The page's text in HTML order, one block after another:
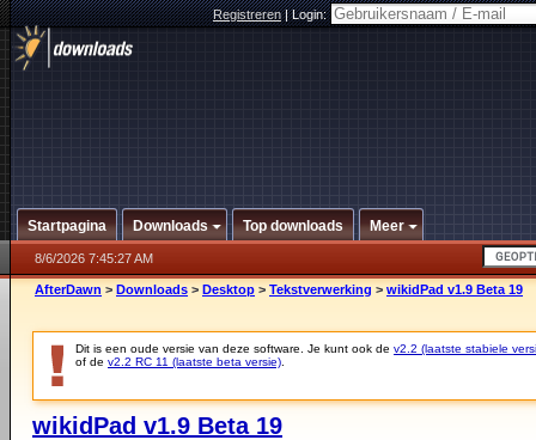
Registreren|Login:
Startpagina Downloads Top downloads Meer
8/6/2026 7:45:27 AM
AfterDawn > Downloads > Desktop > Tekstverwerking > wikidPad v1.9 Beta 19
Dit is een oude versie van deze software. Je kunt ook de v2.2 (laatste stabiele
of de v2.2 RC 11 (laatste beta versie)
wikidPad v1.9 Beta 19